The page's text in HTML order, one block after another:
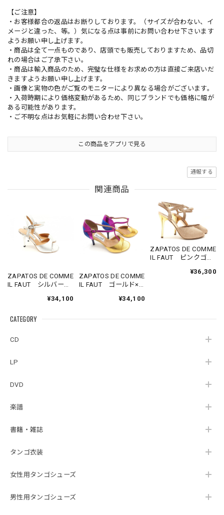
CATEGORY
CD
LP
DVD
楽譜
書籍・雑誌
タンゴ衣装
女性用タンゴシューズ
男性用タンゴシューズ
【ご注意】
・お客様都合の返品はお断りしております。（サイズが合わない、イ
メージと違った、等。）気になる点は事前にお問い合わせ下さいます
ようお願い申し上げます。
・商品は全て一点ものであり、店頭でも販売しておりますため、品切
れの場合はご了承下さい。
・商品は輸入商品のため、完璧な仕様をお求めの方は直接ご来店いだ
きますようお願い申し上げます。
・画像と実物の色がご覧のモニターにより異なる場合がございます。
・入荷時期により価格変動があるため、同じブランドでも価格に幅が
ある可能性があります。
・ご不明な点はお気軽にお問い合わせ下さい。
この商品をアプリで見る
通報する
関連商品
ZAPATOS DE COMME
IL FAUT シルバーサ
¥34,100
ZAPATOS DE COMME
IL FAUT ゴールド×
ラップ サイズ34¥34,100
ZAPATOS DE COMME
IL FAUT ピンクゴー
（ラウンドトゥ）
¥36,300